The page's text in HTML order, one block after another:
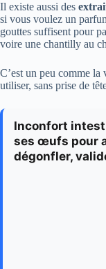
Il existe aussi des
si vous voulez un
gouttes suffisent pour
voire une chantilly au
C’est un peu comme
utiliser, sans prise de
Inconfort
ses œufs pour
dégonfler,